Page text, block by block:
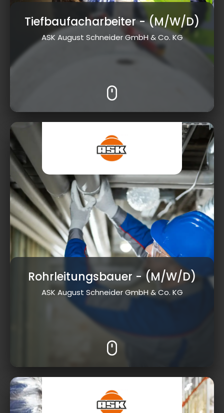
Tiefbaufacharbeiter- (M/W/D)
ASK August Schneider GmbH & Co. KG
Rohrleitungsbauer - (M/W/D)
ASK August Schneider GmbH & Co. KG